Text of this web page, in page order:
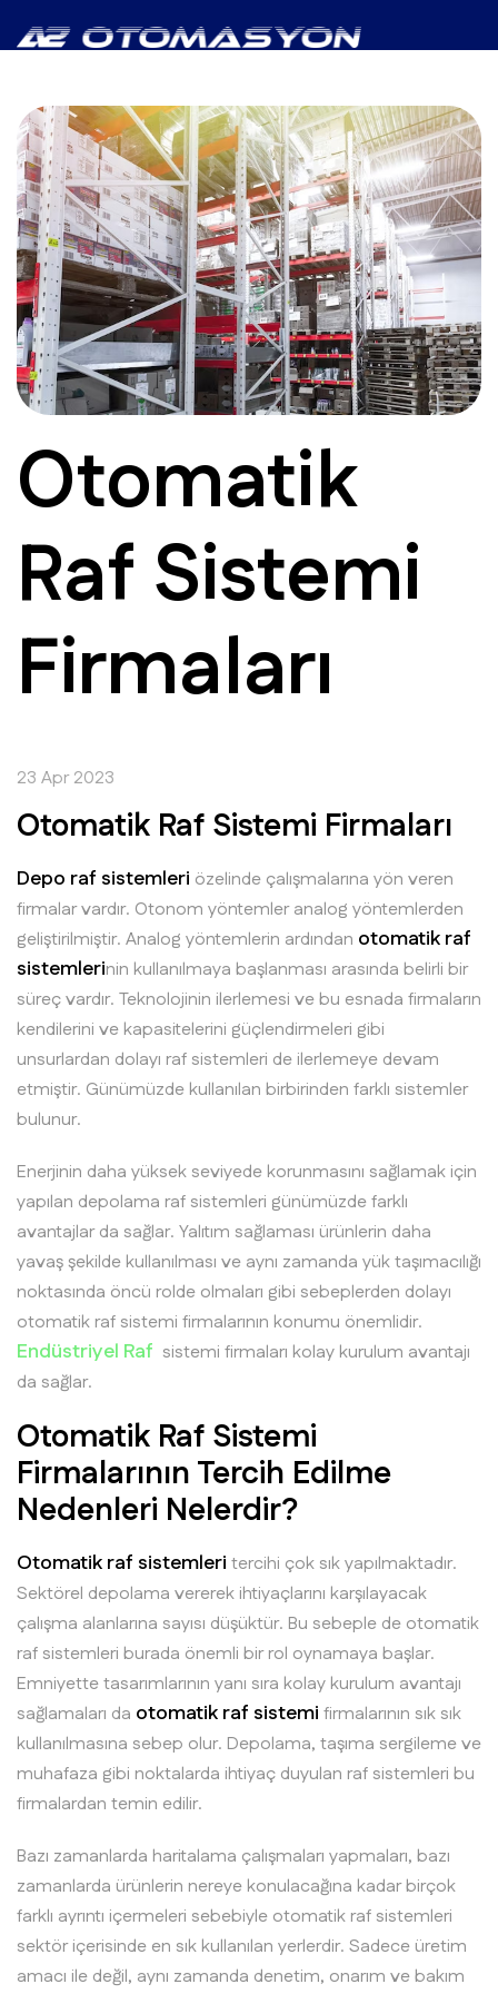
Otomatik
Raf Sistemi
Firmaları
23 Apr 2023
Otomatik Raf Sistemi Firmaları
Depo raf sistemleri özelinde çalışmalarına yön veren
firmalar vardır. Otonom yöntemler analog yöntemlerden
geliştirilmiştir. Analog yöntemlerin ardından otomatik raf
sistemlerinin kullanılmaya başlanması arasında belirli bir
süreç vardır. Teknolojinin ilerlemesi ve bu esnada firmaların
kendilerini ve kapasitelerini güçlendirmeleri gibi
unsurlardan dolayı raf sistemleri de ilerlemeye devam
etmiştir. Günümüzde kullanılan birbirinden farklı sistemler
bulunur.
Enerjinin daha yüksek seviyede korunmasını sağlamak için
yapılan depolama raf sistemleri günümüzde farklı
avantajlar da sağlar. Yalıtım sağlaması ürünlerin daha
yavaş şekilde kullanılması ve aynı zamanda yük taşımacılığı
noktasında öncü rolde olmaları gibi sebeplerden dolayı
otomatik raf sistemi firmalarının konumu önemlidir.
Endüstriyel Raf sistemi firmaları kolay kurulum avantajı
da sağlar.
Otomatik Raf Sistemi
Firmalarının Tercih Edilme
Nedenleri Nelerdir?
Otomatik raf sistemleri tercihi çok sık yapılmaktadır.
Sektörel depolama vererek ihtiyaçlarını karşılayacak
çalışma alanlarına sayısı düşüktür. Bu sebeple de otomatik
raf sistemleri burada önemli bir rol oynamaya başlar.
Emniyette tasarımlarının yanı sıra kolay kurulum avantajı
sağlamaları da otomatik raf sistemi firmalarının sık sık
kullanılmasına sebep olur. Depolama, taşıma sergileme ve
muhafaza gibi noktalarda ihtiyaç duyulan raf sistemleri bu
firmalardan temin edilir.
Bazı zamanlarda haritalama çalışmaları yapmaları, bazı
zamanlarda ürünlerin nereye konulacağına kadar birçok
farklı ayrıntı içermeleri sebebiyle otomatik raf sistemleri
sektör içerisinde en sık kullanılan yerlerdir. Sadece üretim
amacı ile değil, aynı zamanda denetim, onarım ve bakım